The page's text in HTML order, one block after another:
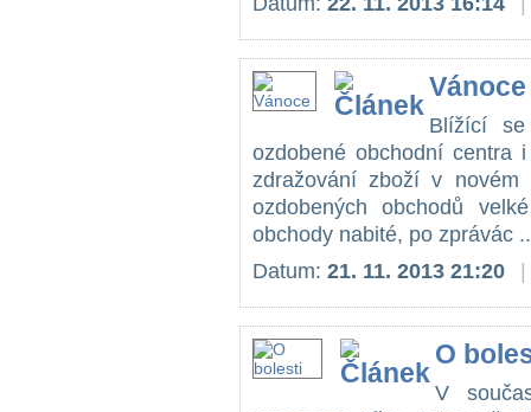
Vánoce
Blížící se
ozdobené obchodní centra
zdražování zboží v novém
ozdobených obchodů
obchody nabité, po zprávác
Datum: 21. 11. 2013 21:20
O
V